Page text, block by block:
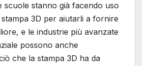
scuole stanno già facendo uso
3D per aiutarli a fornire
e le industrie più avanzate
possono anche
che la stampa 3D ha da